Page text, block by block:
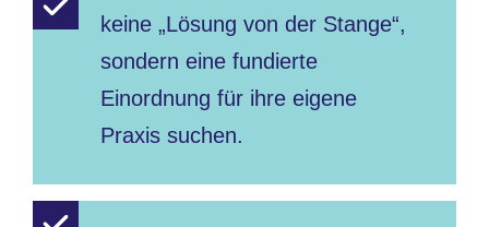
keine „Lösung von der Stange“,
sondern eine fundierte
Einordnung für ihre eigene
Praxis suchen.